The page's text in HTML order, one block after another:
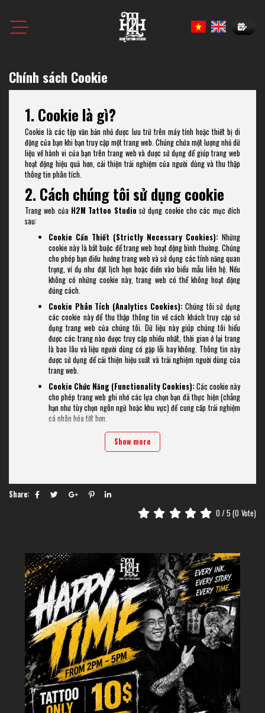
Book
Chính sách Cookie
1. Cookie là gì?
Cookie là các tệp văn bản nhỏ được lưu trữ trên máy tính hoặc thiết bị di
động của bạn khi bạn truy cập một trang web. Chúng chứa một lượng nhỏ dữ
liệu về hành vi của bạn trên trang web và được sử dụng để giúp trang web
hoạt động hiệu quả hơn, cải thiện trải nghiệm của người dùng và thu thập
thông tin phân tích.
2. Cách chúng tôi sử dụng cookie
Trang web của H2M Tattoo Studio sử dụng cookie cho các mục đích
sau:
Cookie Cần Thiết (Strictly Necessary Cookies): Những
cookie này là bắt buộc để trang web hoạt động bình thường. Chúng
cho phép bạn điều hướng trang web và sử dụng các tính năng quan
trọng, ví dụ như đặt lịch hẹn hoặc điền vào biểu mẫu liên hệ. Nếu
không có những cookie này, trang web có thể không hoạt động
đúng cách.
Cookie Phân Tích (Analytics Cookies): Chúng tôi sử dụng
các cookie này để thu thập thông tin về cách khách truy cập sử
dụng trang web của chúng tôi. Dữ liệu này giúp chúng tôi hiểu
được các trang nào được truy cập nhiều nhất, thời gian ở lại trang
là bao lâu và liệu người dùng có gặp lỗi hay không. Thông tin này
được sử dụng để cải thiện hiệu suất và trải nghiệm người dùng của
trang web.
Cookie Chức Năng (Functionality Cookies): Các cookie này
cho phép trang web ghi nhớ các lựa chọn bạn đã thực hiện (chẳng
hạn như tùy chọn ngôn ngữ hoặc khu vực) để cung cấp trải nghiệm
cá nhân hóa tốt hơn.
Cookie Tiếp Thị và Quảng Cáo (Marketing & Advertising
Những cookie này có thể được đặt bởi chúng tôi hoặc
các đối tác quảng cáo của chúng tôi. Chúng được sử dụng để xây
3. Các lựa chọn về cookie của bạn
Khi truy cập trang web của chúng tôi lần đầu, bạn sẽ được yêu cầu đồng ý
Bạn cũng có thể quản lý và xóa cookie bất cứ lúc nào thông qua cài đặt
trình duyệt của mình. Tuy nhiên, việc tắt một số loại cookie có thể ảnh
hưởng đến trải nghiệm của bạn trên trang web và khiến một số tính năng
không hoạt động đúng.
4. Thay đổi chính sách cookie này
Chúng tôi có thể cập nhật Chính sách Cookie này theo thời gian để phản
ánh các thay đổi trong cách chúng tôi sử dụng cookie. Bất kỳ thay đổi nào
cũng sẽ được đăng trên trang này.
5. Liên hệ với chúng tôi
Nếu bạn có bất kỳ câu hỏi nào về chính sách này, vui lòng liên hệ với chúng
tôi tại:
Địa chỉ: 17 Lương Ngọc Quyến, Hàng Buồm, Hoàn Kiếm, Hà Nội
Show more
Share:
0 / 5 (0 Vote)